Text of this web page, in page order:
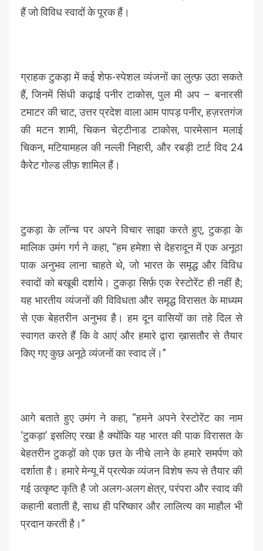
हैं जो विविध स्वादों के पूरक हैं।
ग्राहक टुकड़ा में कई शेफ-स्पेशल व्यंजनों का लुत्फ़ उठा सकते
हैं, जिनमें सिंधी कढ़ाई पनीर टाकोस, पुल मी अप – बनारसी
टमाटर की चाट, उत्तर प्रदेश वाला आम पापड़ पनीर, हज़रतगंज
की मटन शामी, चिकन चेट्टीनाड टाकोस, पारमेसान मलाई
चिकन, मटियामहल की नल्ली निहारी, और रबड़ी टार्ट विद 24
कैरेट गोल्ड लीफ़ शामिल हैं।
टुकड़ा के लॉन्च पर अपने विचार साझा करते हुए, टुकड़ा के
मालिक उमंग गर्ग ने कहा, “हम हमेशा से देहरादून में एक अनूठा
पाक अनुभव लाना चाहते थे, जो भारत के समृद्ध और विविध
स्वादों को बखूबी दर्शाये। टुकड़ा सिर्फ़ एक रेस्टोरेंट ही नहीं है;
यह भारतीय व्यंजनों की विविधता और समृद्ध विरासत के माध्यम
से एक बेहतरीन अनुभव है। हम दून वासियों का तहे दिल से
स्वागत करते हैं कि वे आएं और हमारे द्वारा ख़ासतौर से तैयार
किए गए कुछ अनूठे व्यंजनों का स्वाद लें।”
आगे बताते हुए उमंग ने कहा, “हमने अपने रेस्टोरेंट का नाम
‘टुकड़ा’ इसलिए रखा है क्योंकि यह भारत की पाक विरासत के
बेहतरीन टुकड़ों को एक छत के नीचे लाने के हमारे समर्पण को
दर्शाता है। हमारे मेन्यू में प्रत्येक व्यंजन विशेष रूप से तैयार की
गई उत्कृष्ट कृति है जो अलग-अलग क्षेत्र, परंपरा और स्वाद की
कहानी बताती है, साथ ही परिष्कार और लालित्य का माहौल भी
प्रदान करती है।”